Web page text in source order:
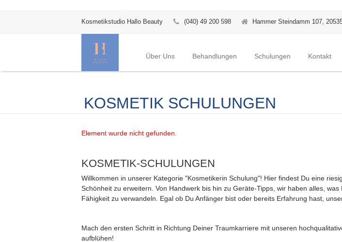
Kosmetikstudio Hallo Beauty (040) 49 200 598 Hammer Steindamm 107,
Über Uns Behandlungen Schulungen Kontakt
KOSMETIK SCHULUNGEN
Element wurde nicht gefunden.
KOSMETIK-SCHULUNGEN
Willkommen in unserer Kategorie "Kosmetikerin Schulung"! Hier findest Du eine
Schönheit zu erweitern. Von Handwerk bis hin zu Geräte-Tipps, wir haben alles,
Fähigkeit zu verwandeln. Egal ob Du Anfänger bist oder bereits Erfahrung hast,
Mach den ersten Schritt in Richtung Deiner Traumkarriere mit unseren
aufblühen!